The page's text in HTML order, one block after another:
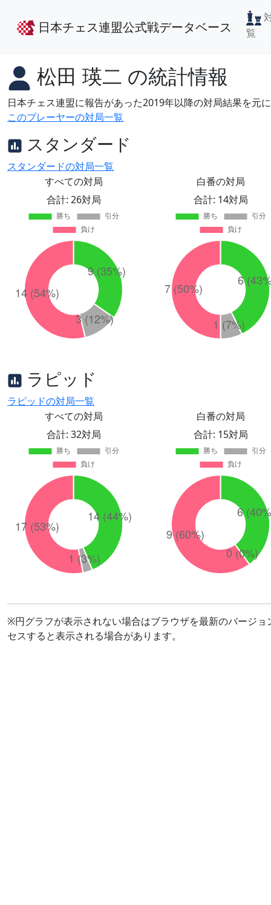
日本チェス連盟公式戦データベース
覧
松田 瑛二 の統計情報
日本チェス連盟に報告があった2019年以降の対局結果を元
このプレーヤーの対局一覧
スタンダード
スタンダードの対局一覧
すべての対局
合計: 26対局
白番の対局
合計: 14対局
ラピッド
ラピッドの対局一覧
すべての対局
合計: 32対局
白番の対局
合計: 15対局
※円グラフが表示されない場合はブラウザを最新のバージ
セスすると表示される場合があります。